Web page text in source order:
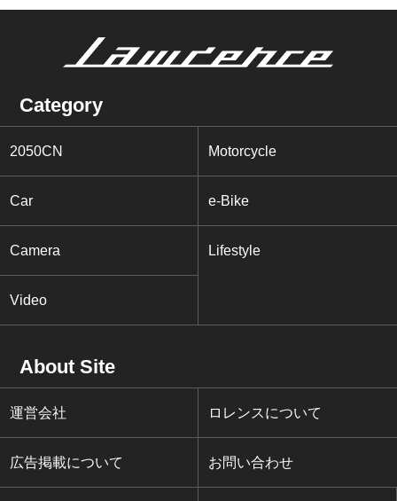
Category
2050CN Motorcycle
Car e-Bike
Camera Lifestyle
Video
About Site
運営会社 ロレンスについて
広告掲載について お問い合わせ